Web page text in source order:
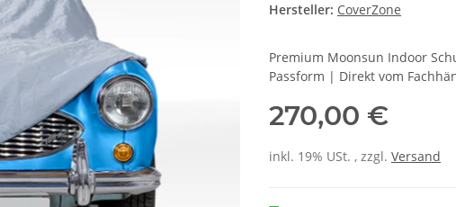
Hersteller: CoverZone
Premium Moonsun Indoor
Passform | Direkt vom
270,00 €
inkl. 19% USt. , zzgl. Versand